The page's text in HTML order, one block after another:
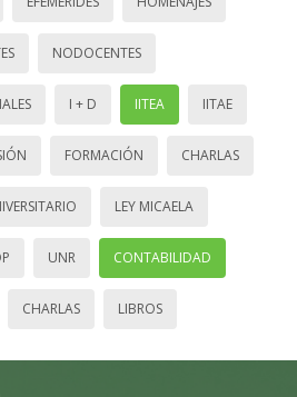
NODOCENTES
I + D IITEA IITAE
FORMACIÓN CHARLAS
LEY MICAELA
UNR CONTABILIDAD
CHARLAS LIBROS